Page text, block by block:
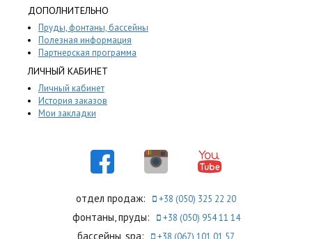
ДОПОЛНИТЕЛЬНО
Пруды, фонтаны, бассейны
Полезная информация
Партнерская программа
ЛИЧНЫЙ КАБИНЕТ
Личный кабинет
История заказов
Мои закладки
отдел продаж: +38 (050) 325 22 20
фонтаны, пруды: +38 (050) 954 11 14
бассейны, spa: +38 (067) 101 01 57